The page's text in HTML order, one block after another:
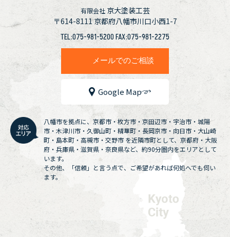
有限会社 京大塗装工芸
〒614-8111京都府八幡市川口小西1-7
TEL:075-981-5200 FAX:075-981-2275
メールでのご相談
Google Map
八幡市を拠点に、京都市・枚方市・京田辺市・宇治市・城陽
市・木津川市・久御山町・精華町・長岡京市・向日市・大山崎
町・島本町・高槻市・交野市 を近隣市町として、京都府・大阪
府・兵庫県・滋賀県・奈良県など、約90分圏内をエリアとして
います。
その他、「信頼」と言う点で、ご希望があれば何処へでも伺い
ます。